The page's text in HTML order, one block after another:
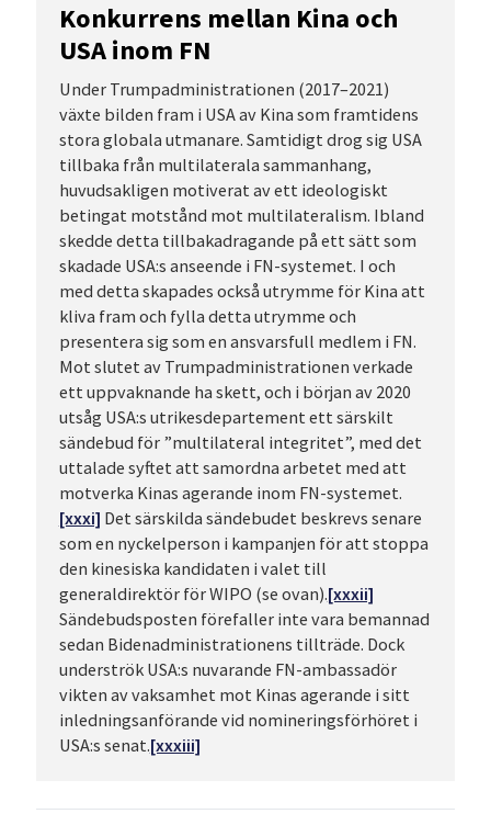
Konkurrens mellan Kina och
USA inom FN
Under Trumpadministrationen (2017–2021)
växte bilden fram i USA av Kina som framtidens
stora globala utmanare. Samtidigt drog sig USA
tillbaka från multilaterala sammanhang,
huvudsakligen motiverat av ett ideologiskt
betingat motstånd mot multilateralism. Ibland
skedde detta tillbakadragande på ett sätt som
skadade USA:s anseende i FN-systemet. I och
med detta skapades också utrymme för Kina att
kliva fram och fylla detta utrymme och
presentera sig som en ansvarsfull medlem i FN.
Mot slutet av Trumpadministrationen verkade
ett uppvaknande ha skett, och i början av 2020
utsåg USA:s utrikesdepartement ett särskilt
sändebud för ”multilateral integritet”, med det
uttalade syftet att samordna arbetet med att
motverka Kinas agerande inom FN-systemet.
[xxxi] Det särskilda sändebudet beskrevs senare
som en nyckelperson i kampanjen för att stoppa
den kinesiska kandidaten i valet till
generaldirektör för WIPO (se ovan).[xxxii]
Sändebudsposten förefaller inte vara bemannad
sedan Bidenadministrationens tillträde. Dock
underströk USA:s nuvarande FN-ambassadör
vikten av vaksamhet mot Kinas agerande i sitt
inledningsanförande vid nomineringsförhöret i
USA:s senat.[xxxiii]